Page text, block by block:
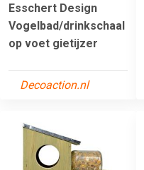
Esschert Design
Vogelbad/drinkschaal
op voet gietijzer
Decoaction.nl